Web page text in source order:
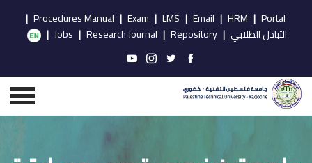
Portal
|
HRM
|
Email
|
LMS
|
Exam
|
Procedures Manual
|
التبادل الطلابي |
Repository
|
Research Journal
|
Jobs
|